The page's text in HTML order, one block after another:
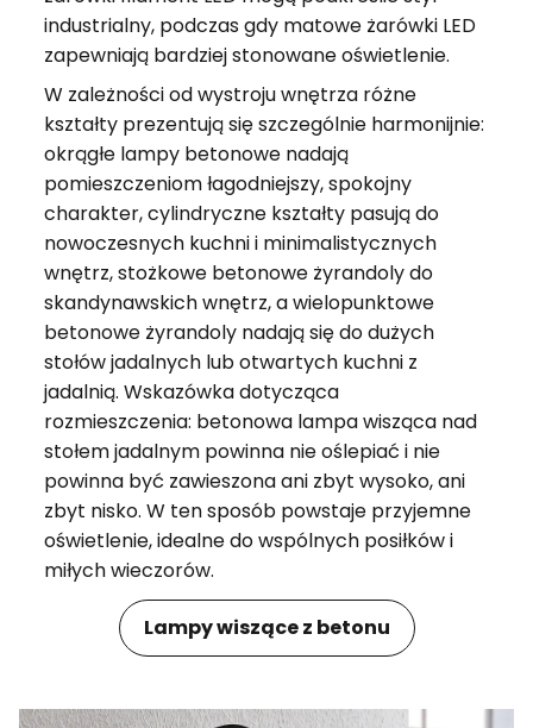
industrialny, podczas gdy matowe żarówki LED
zapewniają bardziej stonowane oświetlenie.
W zależności od wystroju wnętrza różne
kształty prezentują się szczególnie harmonijnie:
okrągłe lampy betonowe nadają
pomieszczeniom łagodniejszy, spokojny
charakter, cylindryczne kształty pasują do
nowoczesnych kuchni i minimalistycznych
wnętrz, stożkowe betonowe żyrandoly do
skandynawskich wnętrz, a wielopunktowe
betonowe żyrandoly nadają się do dużych
stołów jadalnych lub otwartych kuchni z
jadalnią. Wskazówka dotycząca
rozmieszczenia: betonowa lampa wisząca nad
stołem jadalnym powinna nie oślepiać i nie
powinna być zawieszona ani zbyt wysoko, ani
zbyt nisko. W ten sposób powstaje przyjemne
oświetlenie, idealne do wspólnych posiłków i
miłych wieczorów.
Lampy wiszące z betonu